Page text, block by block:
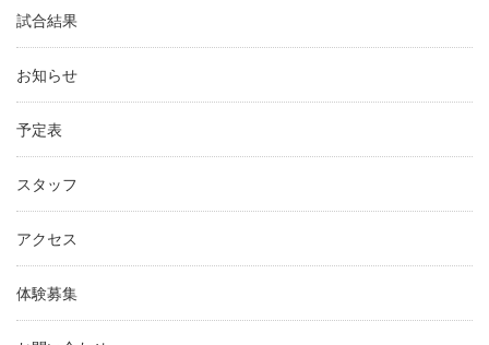
試合結果
お知らせ
予定表
スタッフ
アクセス
体験募集